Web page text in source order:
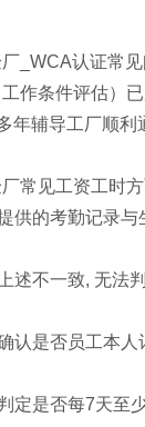
_WCA认证常
作条件评估）
年辅导工厂顺利
常见工资工时
供的考勤记录与
述不一致, 无法
认是否员工本
定是否每7天至